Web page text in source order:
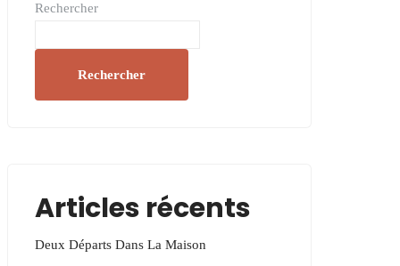
Rechercher
Rechercher
Articles récents
Deux Départs Dans La Maison